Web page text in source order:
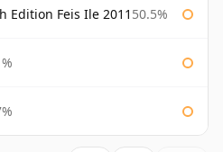
Edition Feis Ile 2011 50.5%